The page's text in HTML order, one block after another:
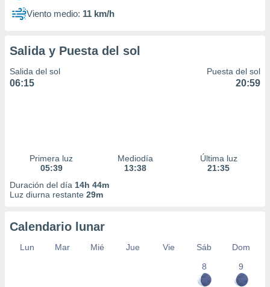
Viento medio: 11 km/h
Salida y Puesta del sol
Salida del sol
06:15
Puesta del sol
20:59
Primera luz
05:39
Mediodía
13:38
Última luz
21:35
Duración del día 14h 44m
Luz diurna restante 29m
Calendario lunar
Lun Mar Mié Jue Vie Sáb
Dom
8
9